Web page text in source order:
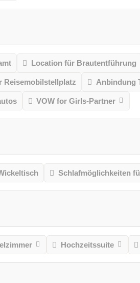
Location für Brautentführung
Reisemobilstellplatz Anbindung
VOW for Girls-Partner
Schlafmöglichkeiten
Hochzeitssuite